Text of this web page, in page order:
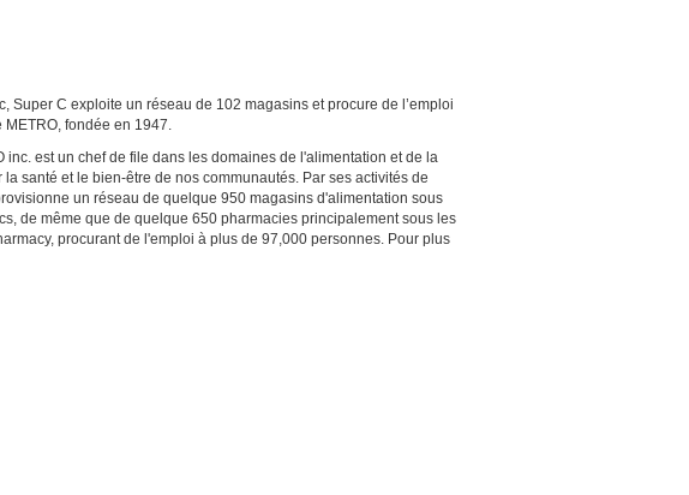
Super C exploite un réseau de 102 magasins et procure de l’emploi
fondée en 1947.
est un chef de file dans les domaines de l'alimentation et de la
santé et le bien-être de nos communautés. Par ses activités de
un réseau de quelque 950 magasins d'alimentation sous
de même que de quelque 650 pharmacies principalement sous les
procurant de l'emploi à plus de 97,000 personnes. Pour plus